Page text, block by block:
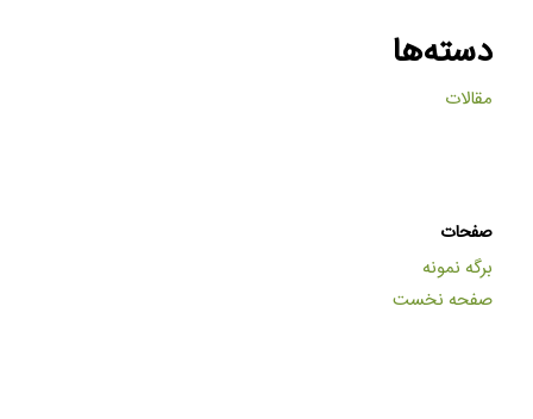
دسته‌ها
مقالات
صفحات
برگه نمونه
صفحه نخست